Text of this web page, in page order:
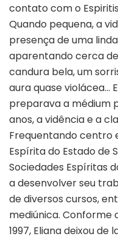
contato com o
Quando pequena, a
presença de uma
aparentando cerca
candura bela, um
aura quase violácea…
preparava a médium
anos, a vidência e a
Frequentando centro
Espírita do Estado de
Sociedades Espíritas
a desenvolver seu
de diversos cursos,
mediúnica. Conforme
1997, Eliana deixou de